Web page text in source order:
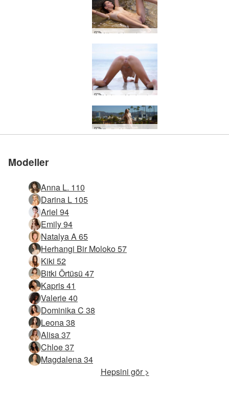
Alisa Ibiza oturumu
Melena Maria ıslak ve vahşi
Emily Hollywood'un
Modeller
Anna L. 110
Darina L 105
Ariel 94
Emily 94
Natalya A 65
Herhangi Bir Moloko 57
Kiki 52
Bitki Örtüsü 47
Kapris 41
Valerie 40
Dominika C 38
Leona 38
Alisa 37
Chloe 37
Magdalena 34
Hepsini gör >